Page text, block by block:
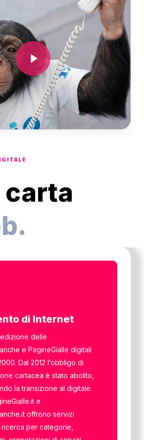
Play Video
carta
di Internet
edizione delle
e PagineGialle digitali
Dal 2012 l’obbligo di
cartacea è stato abolito,
la transizione al digitale.
e
offrono servizi
ricerca per categorie,